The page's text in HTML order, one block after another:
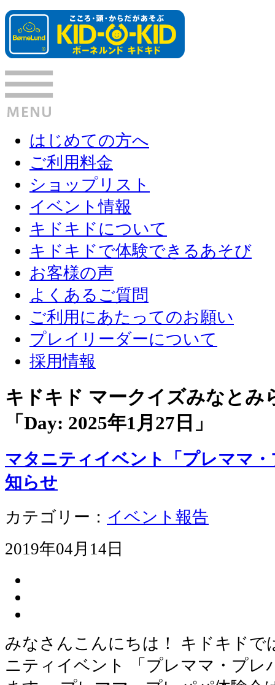
はじめての方へ
ご利用料金
ショップリスト
イベント情報
キドキドについて
キドキドで体験できるあそび
お客様の声
よくあるご質問
ご利用にあたってのお願い
プレイリーダーについて
採用情報
キドキド マークイズみなと
「Day: 2025年1月27日 」
マタニティイベント「プレママ
知らせ
カテゴリー： イベント報告
2019年04月14日
みなさんこんにちは！ キドキドで
ニティイベント 「プレママ・プレ